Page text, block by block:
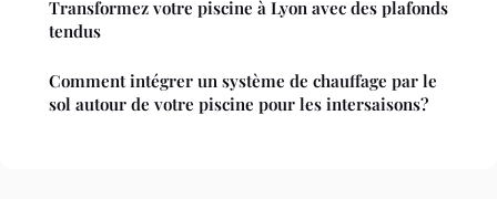
Transformez votre piscine à Lyon avec des plafonds
tendus
Comment intégrer un système de chauffage par le
sol autour de votre piscine pour les intersaisons?